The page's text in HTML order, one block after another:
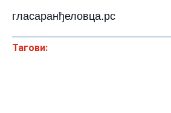
гласаранђеловца.рс
Тагови: